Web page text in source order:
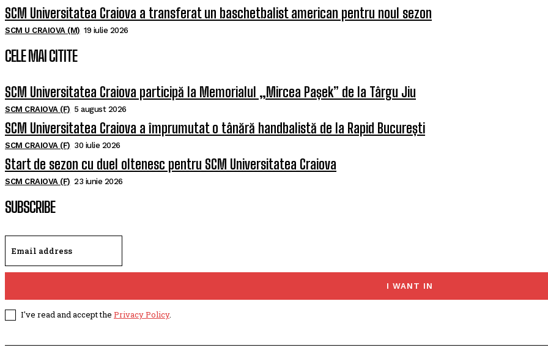
SCM Universitatea Craiova a transferat un baschetbalist american pentru noul sezon
SCM U CRAIOVA (M) 19 iulie 2026
CELE MAI CITITE
SCM Universitatea Craiova participă la Memorialul „Mircea Pașek” de la Târgu Jiu
SCM CRAIOVA (F) 5 august 2026
SCM Universitatea Craiova a împrumutat o tânără handbalistă de la Rapid București
SCM CRAIOVA (F) 30 iulie 2026
Start de sezon cu duel oltenesc pentru SCM Universitatea Craiova
SCM CRAIOVA (F) 23 iunie 2026
SUBSCRIBE
I WANT IN
I've read and accept the Privacy Policy.